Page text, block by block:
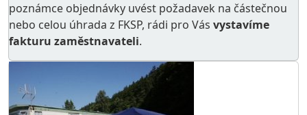
poznámce objednávky uvést požadavek na částečnou
nebo celou úhrada z FKSP, rádi pro Vás vystavíme
fakturu zaměstnavateli.